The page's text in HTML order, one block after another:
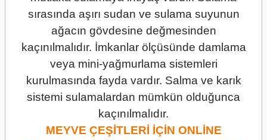
sırasında aşırı sudan ve sulama suyunun
ağacın gövdesine değmesinden
kaçınılmalıdır. İmkanlar ölçüsünde damlama
veya mini-yağmurlama sistemleri
kurulmasında fayda vardır. Salma ve karık
sistemi sulamalardan mümkün olduğunca
kaçınılmalıdır.
MEYVE ÇEŞİTLERİ İÇİN ONLİNE